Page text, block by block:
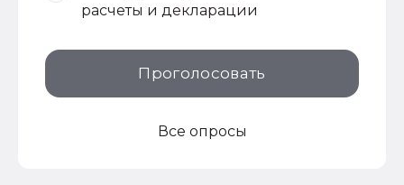
расчеты и декларации
Проголосовать
Все опросы